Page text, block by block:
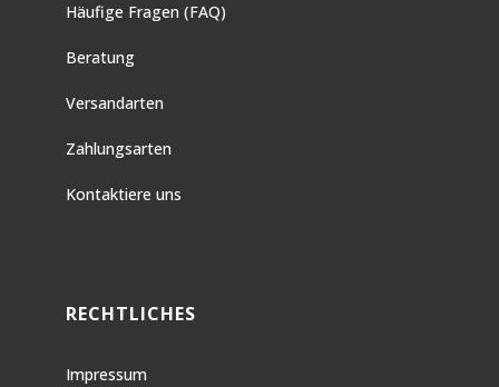
Häufige Fragen (FAQ)
Beratung
Versandarten
Zahlungsarten
Kontaktiere uns
RECHTLICHES
Impressum